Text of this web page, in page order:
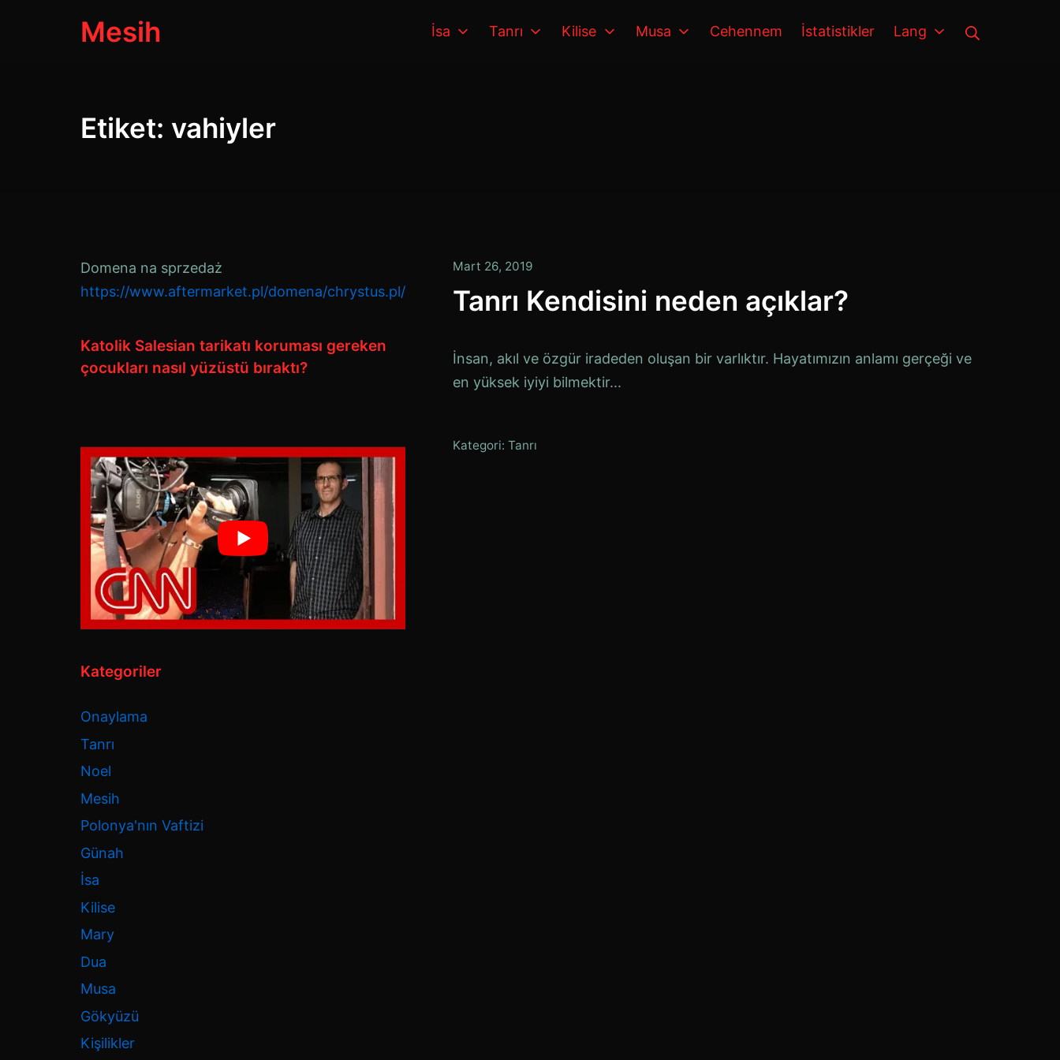
Mesih İsa Tanrı Kilise Musa Cehennem İstatistikler Lang
Etiket: vahiyler
Mart 26, 2019
2020
Tanrı Kendisini neden açıklar?
İnsan, akıl ve özgür iradeden oluşan bir varlıktır. Hayatımızın anlamı gerçeği ve
en yüksek iyiyi bilmektir...
Kategori: Tanrı
Domena na sprzedaż
https://www.aftermarket.pl/domena/chrystus.pl/
Katolik Salesian tarikatı koruması gereken
çocukları nasıl yüzüstü bıraktı?
Kategoriler
Onaylama
Tanrı
Noel
Mesih
Polonya'nın Vaftizi
Günah
İsa
Kilise
Mary
Dua
Musa
Gökyüzü
Kişilikler